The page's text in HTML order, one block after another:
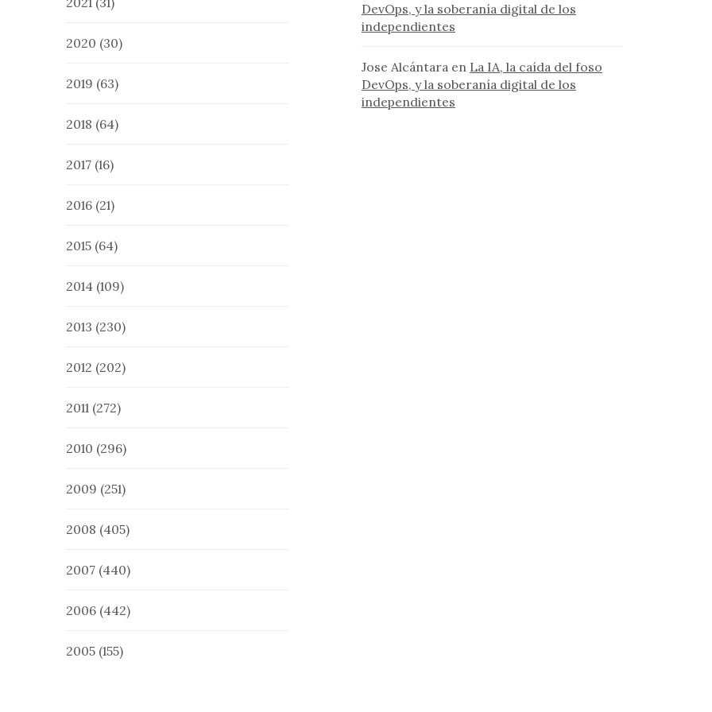
2020 (30)
2019 (63)
2018 (64)
2017 (16)
2016 (21)
2015 (64)
2014 (109)
2013 (230)
2012 (202)
2011 (272)
2010 (296)
2009 (251)
2008 (405)
2007 (440)
2006 (442)
2005 (155)
DevOps, y la soberanía digital de los
independientes
Jose Alcántara en La IA, la caída del foso
DevOps, y la soberanía digital de los
independientes